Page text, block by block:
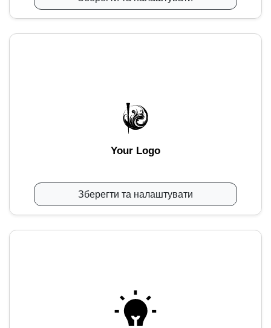
Your Logo
Зберегти та налаштувати